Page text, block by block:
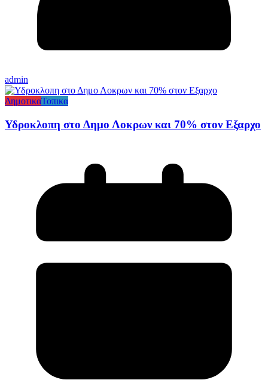
admin
ΔημοτικαΤοπικα
Υδροκλοπη στο Δημο Λοκρων και 70% στον Εξαρχο